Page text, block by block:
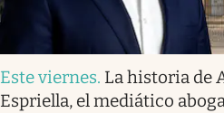
Este viernes. La historia de
Espriella, el mediático